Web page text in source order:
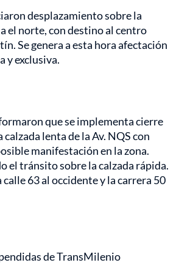
desplazamiento sobre la
el norte, con destino al centro
Se genera a esta hora afectación
y exclusiva.
que se implementa cierre
lenta de la Av. NQS con
manifestación en la zona.
el tránsito sobre la calzada rápida.
63 al occidente y la carrera 50
de TransMilenio